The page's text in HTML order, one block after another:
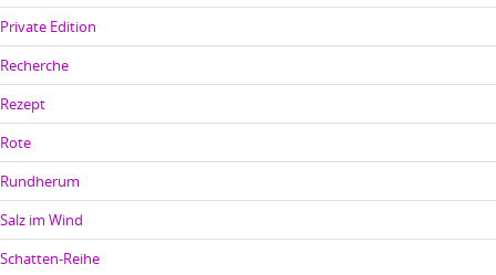
Private Edition
Recherche
Rezept
Rote
Rundherum
Salz im Wind
Schatten-Reihe